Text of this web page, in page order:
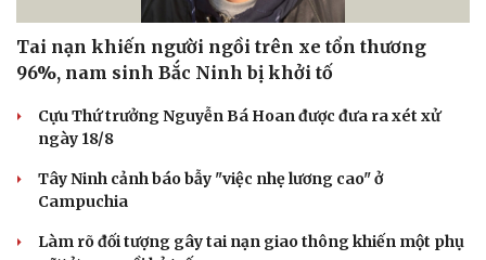
Văn hóa
Văn học
Giải trí
Thời trang
Tai nạn khiến người ngồi trên xe tổn thương
96%, nam sinh Bắc Ninh bị khởi tố
Cựu Thứ trưởng Nguyễn Bá Hoan được đưa ra xét xử
ngày 18/8
Tây Ninh cảnh báo bẫy "việc nhẹ lương cao" ở
Campuchia
Làm rõ đối tượng gây tai nạn giao thông khiến một phụ